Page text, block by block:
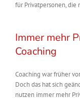
für Privatpersonen, die
Immer mehr
Coaching
Coaching war früher
Doch das hat sich
nutzen immer mehr